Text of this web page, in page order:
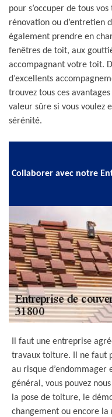
pour s’occuper de tous
rénovation ou d’entretien
également prendre en
fenêtres de toit, aux
accompagnant votre toit.
d’excellents
trouvez tous ces
valeur sûre si vous voulez
sérénité.
Collaborer avec notre
Il faut une entreprise
travaux toiture. Il ne faut
au risque
général, vous pouvez
la pose de toiture, le
changement ou encore